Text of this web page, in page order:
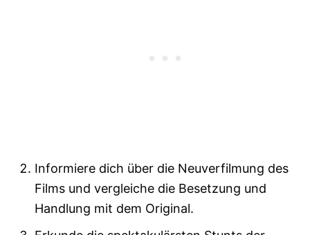
Informiere dich über die Neuverfilmung des
Films und vergleiche die Besetzung und
Handlung mit dem Original.